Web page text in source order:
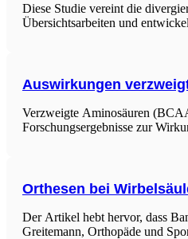
Diese Studie vereint die
Übersichtsarbeiten und
Auswirkungen
Verzweigte Aminosäuren
Forschungsergebnisse zur
Orthesen bei
Der Artikel hebt hervor, dass
Greitemann, Orthopäde und